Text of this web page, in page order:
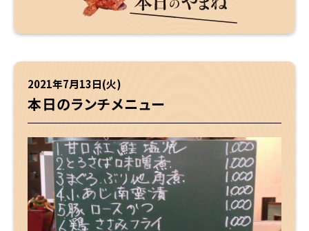
2021年7月13日(火)
本日のランチメニュー